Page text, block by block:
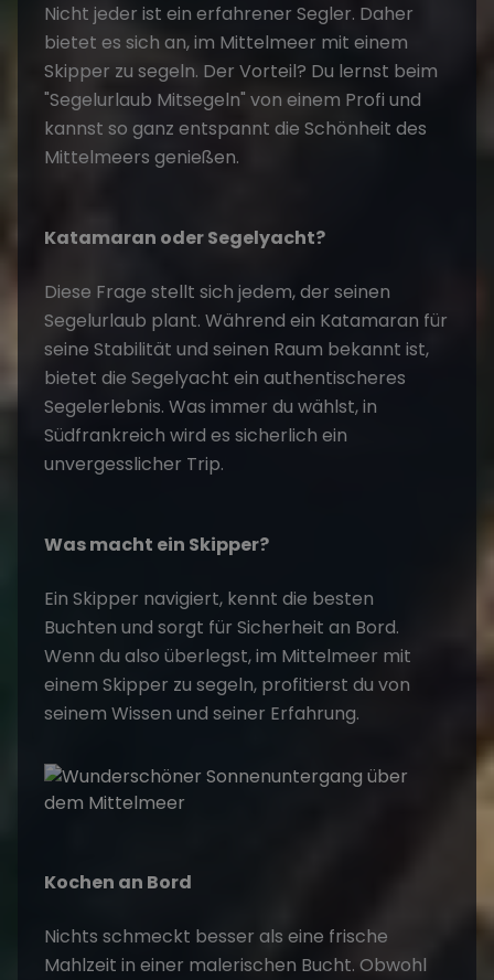
Nicht jeder ist ein erfahrener Segler. Daher
bietet es sich an, im Mittelmeer mit einem
Skipper zu segeln. Der Vorteil? Du lernst beim
"Segelurlaub Mitsegeln" von einem Profi und
kannst so ganz entspannt die Schönheit des
Mittelmeers genießen.
Katamaran oder Segelyacht?
Diese Frage stellt sich jedem, der seinen
Segelurlaub plant. Während ein Katamaran für
seine Stabilität und seinen Raum bekannt ist,
bietet die Segelyacht ein authentischeres
Segelerlebnis. Was immer du wählst, in
Südfrankreich wird es sicherlich ein
unvergesslicher Trip.
Was macht ein Skipper?
Ein Skipper navigiert, kennt die besten
Buchten und sorgt für Sicherheit an Bord.
Wenn du also überlegst, im Mittelmeer mit
einem Skipper zu segeln, profitierst du von
seinem Wissen und seiner Erfahrung.
Kochen an Bord
Nichts schmeckt besser als eine frische
Mahlzeit in einer malerischen Bucht. Obwohl